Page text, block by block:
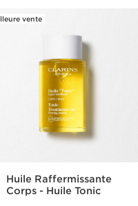
vente
Huile Raffermissante
Corps - Huile Tonic